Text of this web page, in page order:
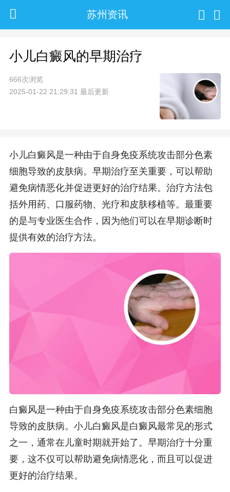
苏州资讯
小儿白癜风的早期治疗
666次浏览
2025-01-22 21:29:31 最后更新
小儿白癜风是一种由于自身免疫系统攻击部分色素
细胞导致的皮肤病。早期治疗至关重要，可以帮助
避免病情恶化并促进更好的治疗结果。治疗方法包
括外用药、口服药物、光疗和皮肤移植等。最重要
的是与专业医生合作，因为他们可以在早期诊断时
提供有效的治疗方法。
白癜风是一种由于自身免疫系统攻击部分色素细胞
导致的皮肤病。小儿白癜风是白癜风最常见的形式
之一，通常在儿童时期就开始了。早期治疗十分重
要，这不仅可以帮助避免病情恶化，而且可以促进
更好的治疗结果。